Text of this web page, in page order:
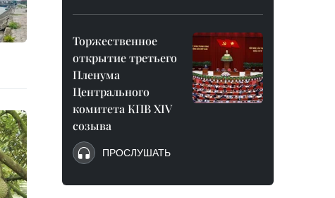
Торжественное
открытие третьего
Пленума
Центрального
комитета КПВ XIV
созыва
ПРОСЛУШАТЬ